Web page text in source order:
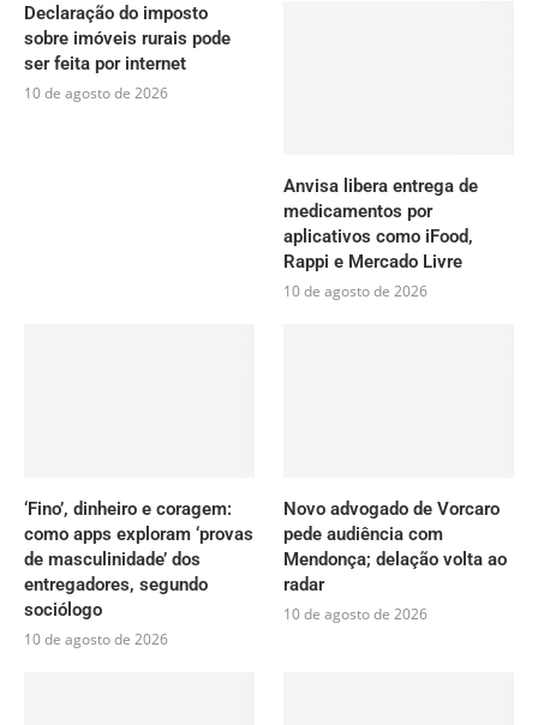
Declaração do imposto
sobre imóveis rurais pode
ser feita por internet
10 de agosto de 2026
Anvisa libera entrega de
medicamentos por
aplicativos como iFood,
Rappi e Mercado Livre
10 de agosto de 2026
‘Fino’, dinheiro e coragem:
como apps exploram ‘provas
de masculinidade’ dos
entregadores, segundo
sociólogo
10 de agosto de 2026
Novo advogado de Vorcaro
pede audiência com
Mendonça; delação volta ao
radar
10 de agosto de 2026